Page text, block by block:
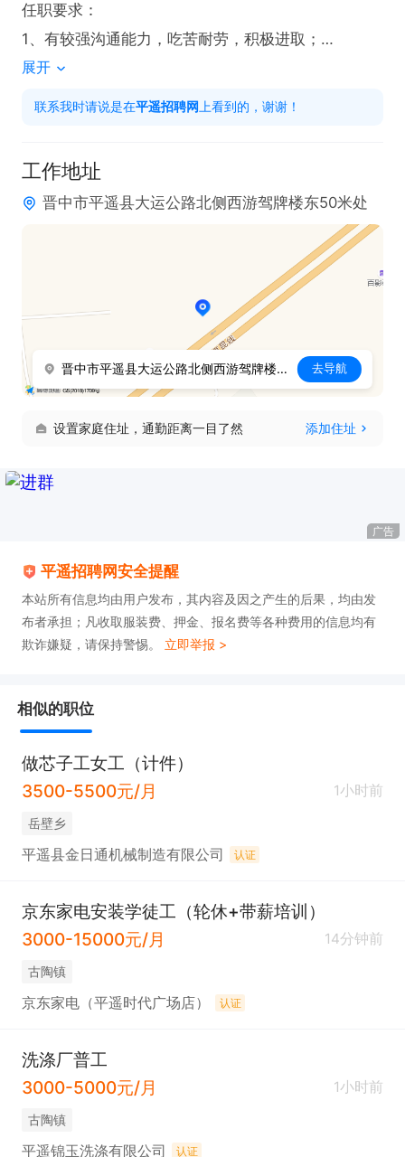
任职要求：
1、有较强沟通能力，吃苦耐劳，积极进取；
2、有良好职业道德,有团队协作精神，有相关工作经
验优先；
展开
联系我时请说是在平遥招聘网 上看到的，谢谢！
工作地址
晋中市平遥县大运公路北侧西游驾牌楼东50米处
晋中市平遥县大运公路北侧西游驾牌楼东50米处 去导航
设置家庭住址，通勤距离一目了然 添加住址
广告
平遥招聘网安全提醒
本站所有信息均由用户发布，其内容及因之产生的后果，均由发
布者承担；凡收取服装费、押金、报名费等各种费用的信息均有
欺诈嫌疑，请保持警惕。 立即举报 >
相似的职位
做芯子工女工（计件）
3500-5500元/月
1小时前
岳壁乡
平遥县金日通机械制造有限公司 认证
京东家电安装学徒工（轮休+带薪培训）
3000-15000元/月
14分钟前
古陶镇
京东家电（平遥时代广场店） 认证
洗涤厂普工
3000-5000元/月
1小时前
古陶镇
平遥锦玉洗涤有限公司 认证